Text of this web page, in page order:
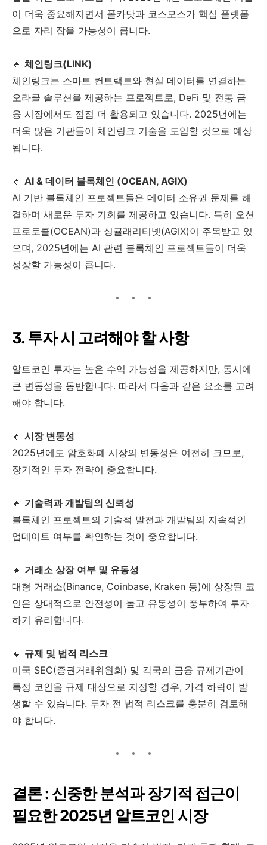
이 더욱 중요해지면서 폴카닷과 코스모스가 핵심 플랫폼
으로 자리 잡을 가능성이 큽니다.
🔹 체인링크(LINK)
체인링크는 스마트 컨트랙트와 현실 데이터를 연결하는
오라클 솔루션을 제공하는 프로젝트로, DeFi 및 전통 금
융 시장에서도 점점 더 활용되고 있습니다. 2025년에는
더욱 많은 기관들이 체인링크 기술을 도입할 것으로 예상
됩니다.
🔹 AI & 데이터 블록체인 (OCEAN, AGIX)
AI 기반 블록체인 프로젝트들은 데이터 소유권 문제를 해
결하며 새로운 투자 기회를 제공하고 있습니다. 특히 오션
프로토콜(OCEAN)과 싱귤래리티넷(AGIX)이 주목받고 있
으며, 2025년에는 AI 관련 블록체인 프로젝트들이 더욱
성장할 가능성이 큽니다.
3. 투자 시 고려해야 할 사항
알트코인 투자는 높은 수익 가능성을 제공하지만, 동시에
큰 변동성을 동반합니다. 따라서 다음과 같은 요소를 고려
해야 합니다.
🔸 시장 변동성
2025년에도 암호화폐 시장의 변동성은 여전히 크므로,
장기적인 투자 전략이 중요합니다.
🔸 기술력과 개발팀의 신뢰성
블록체인 프로젝트의 기술적 발전과 개발팀의 지속적인
업데이트 여부를 확인하는 것이 중요합니다.
🔸 거래소 상장 여부 및 유동성
대형 거래소(Binance, Coinbase, Kraken 등)에 상장된 코
인은 상대적으로 안전성이 높고 유동성이 풍부하여 투자
하기 유리합니다.
🔸 규제 및 법적 리스크
미국 SEC(증권거래위원회) 및 각국의 금융 규제기관이
특정 코인을 규제 대상으로 지정할 경우, 가격 하락이 발
생할 수 있습니다. 투자 전 법적 리스크를 충분히 검토해
야 합니다.
결론 : 신중한 분석과 장기적 접근이
필요한 2025년 알트코인 시장